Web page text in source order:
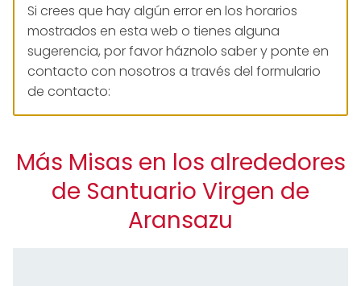
Si crees que hay algún error en los horarios
mostrados en esta web o tienes alguna
sugerencia, por favor háznolo saber y ponte en
contacto con nosotros a través del formulario
de contacto:
Más Misas en los alrededores
de Santuario Virgen de
Aransazu